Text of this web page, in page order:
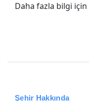
Daha fazla bilgi için
Şehir Hakkında